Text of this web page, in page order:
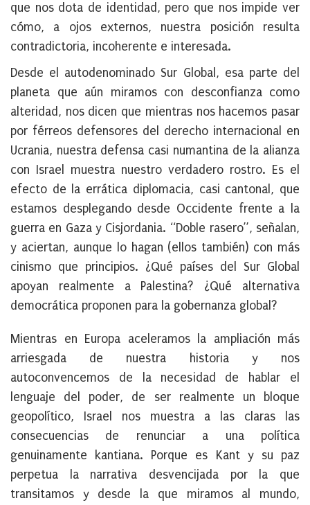
que nos dota de identidad, pero que nos impide ver
cómo, a ojos externos, nuestra posición resulta
contradictoria, incoherente e interesada.
Desde el autodenominado Sur Global, esa parte del
planeta que aún miramos con desconfianza como
alteridad, nos dicen que mientras nos hacemos pasar
por férreos defensores del derecho internacional en
Ucrania, nuestra defensa casi numantina de la alianza
con Israel muestra nuestro verdadero rostro. Es el
efecto de la errática diplomacia, casi cantonal, que
estamos desplegando desde Occidente frente a la
guerra en Gaza y Cisjordania. “Doble rasero”, señalan,
y aciertan, aunque lo hagan (ellos también) con más
cinismo que principios. ¿Qué países del Sur Global
apoyan realmente a Palestina? ¿Qué alternativa
democrática proponen para la gobernanza global?
Mientras en Europa aceleramos la ampliación más
arriesgada de nuestra historia y nos
autoconvencemos de la necesidad de hablar el
lenguaje del poder, de ser realmente un bloque
geopolítico, Israel nos muestra a las claras las
consecuencias de renunciar a una política
genuinamente kantiana. Porque es Kant y su paz
perpetua la narrativa desvencijada por la que
transitamos y desde la que miramos al mundo,